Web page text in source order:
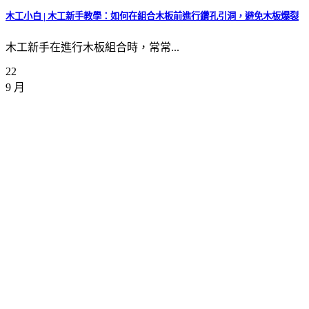
木工小白 | 木工新手教學：如何在組合木板前進行鑽孔引洞，避免木板爆裂
木工新手在進行木板組合時，常常...
22
9 月